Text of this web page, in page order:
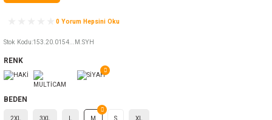
0 Yorum Hepsini Oku
Stok Kodu:153.20.0154...M.SYH
RENK
BEDEN
2XL 3XL M S XL